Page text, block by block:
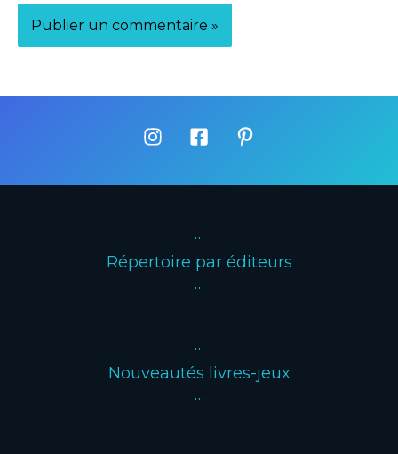
···
Répertoire par éditeurs
···
···
Nouveautés livres-jeux
···